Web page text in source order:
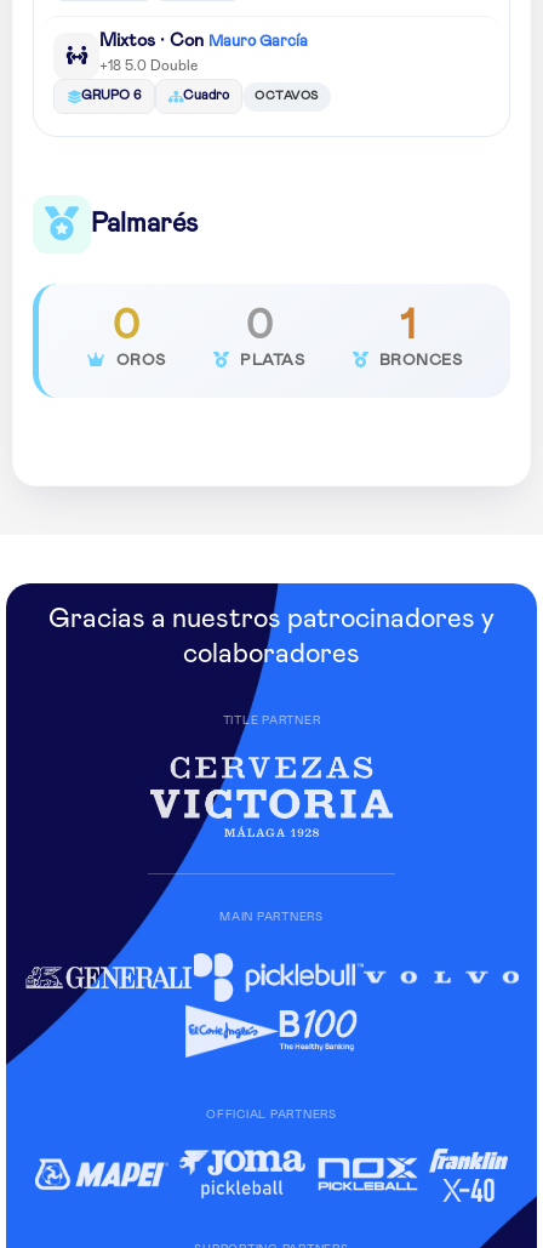
Mixtos · Con Mauro García
+18 5.0 Double
GRUPO 6 Cuadro OCTAVOS
Palmarés
0
OROS
0
PLATAS
1
BRONCES
Gracias a nuestros patrocinadores y
colaboradores
TITLE PARTNER
MAIN PARTNERS
OFFICIAL PARTNERS